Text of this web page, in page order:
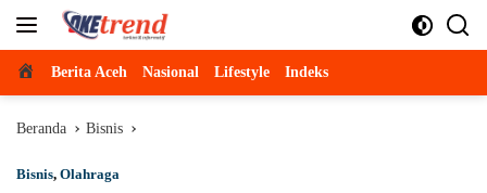
Beranda
Berita Aceh Nasional Lifestyle Indeks
Beranda Bisnis
Bisnis, Olahraga